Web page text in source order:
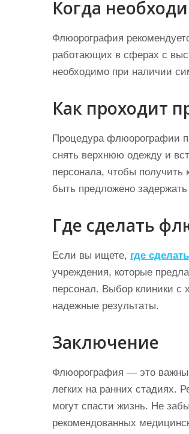
Когда
Флюорография
работающих в сферах с
необходимо при наличии
Как проходит
Процедура флюорографии
снять верхнюю одежду и
персонала, чтобы получить
быть предложено
Где сделать
Если вы ищете, где
учреждения, которые
персонал. Выбор клиники с
надежные результаты.
Заключение
Флюорография — это
легких на ранних стадиях.
могут спасти жизнь. Не
рекомендованных